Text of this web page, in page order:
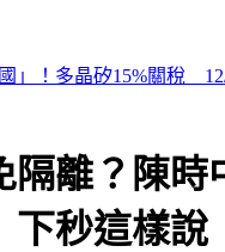
！鄭明典示警：遇黑潮
隔離？陳時
秒這樣說